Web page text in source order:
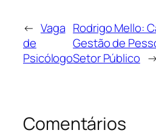
← Vaga
de
Psicólogo
Rodrigo Mello:
Gestão de
Setor Público →
Comentários